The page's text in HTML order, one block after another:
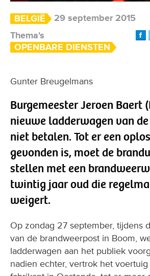
BELGIË
29 september 2015
Thema's
OPENBARE DIENSTEN
Gunter Breugelmans
Burgemeester Jeroen Baert
nieuwe ladderwagen van
niet betalen. Tot er een
gevonden is, moet de
stellen met een
twintig jaar oud die
weigert.
Op zondag 27 september, tijdens
van de brandweerpost in Boom,
ladderwagen aan het publiek
nadien echter, vertrok het